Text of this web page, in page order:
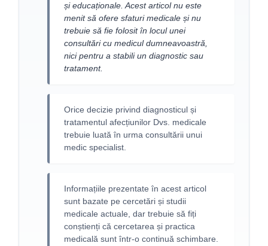
și educaționale. Acest articol nu este
menit să ofere sfaturi medicale și nu
trebuie să fie folosit în locul unei
consultări cu medicul dumneavoastră,
nici pentru a stabili un diagnostic sau
tratament.
Orice decizie privind diagnosticul și
tratamentul afecțiunilor Dvs. medicale
trebuie luată în urma consultării unui
medic specialist.
Informațiile prezentate în acest articol
sunt bazate pe cercetări și studii
medicale actuale, dar trebuie să fiți
conștienți că cercetarea și practica
medicală sunt într-o continuă schimbare.